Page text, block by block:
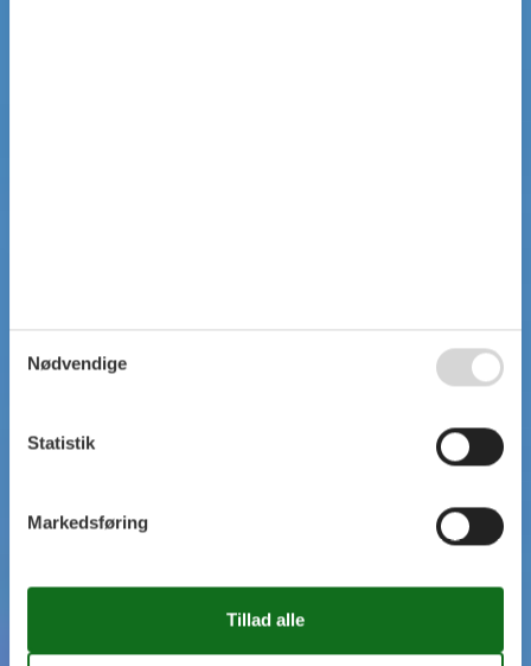
Nødvendige
Statistik
Markedsføring